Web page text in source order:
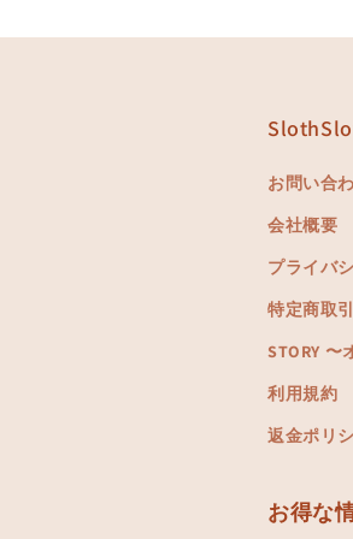
お問い合
会社概要
プライバ
特定商取
STORY
利用規約
返金ポリ
お得な